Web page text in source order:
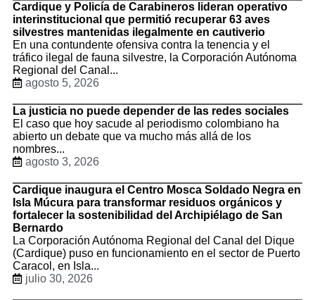
Cardique y Policía de Carabineros lideran operativo
interinstitucional que permitió recuperar 63 aves
silvestres mantenidas ilegalmente en cautiverio
En una contundente ofensiva contra la tenencia y el
tráfico ilegal de fauna silvestre, la Corporación Autónoma
Regional del Canal...
agosto 5, 2026
La justicia no puede depender de las redes sociales
El caso que hoy sacude al periodismo colombiano ha
abierto un debate que va mucho más allá de los
nombres...
agosto 3, 2026
Cardique inaugura el Centro Mosca Soldado Negra en
Isla Múcura para transformar residuos orgánicos y
fortalecer la sostenibilidad del Archipiélago de San
Bernardo
La Corporación Autónoma Regional del Canal del Dique
(Cardique) puso en funcionamiento en el sector de Puerto
Caracol, en Isla...
julio 30, 2026